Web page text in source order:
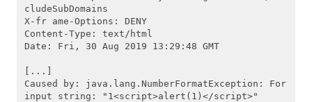
cludeSubDomains
X-fr ame-Options: DENY
Content-Type: text/html
Date: Fri, 30 Aug 2019 13:29:48 GMT
[...]
Caused by: java.lang.NumberFormatException: For
input string: "1<script>alert(1)</script>"